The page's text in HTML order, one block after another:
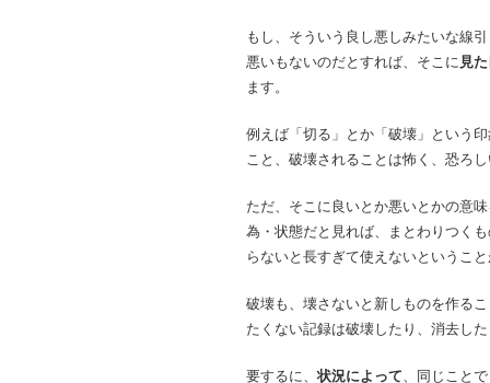
もし、そういう良し悪しみたいな線
悪いもないのだとすれば、そこに見
ます。
例えば「切る」とか「破壊」という
こと、破壊されることは怖く、恐ろ
ただ、そこに良いとか悪いとかの意
為・状態だと見れば、まとわりつく
らないと長すぎて使えないというこ
破壊も、壊さないと新しものを作る
たくない記録は破壊したり、消去し
要するに、状況によって、同じこと